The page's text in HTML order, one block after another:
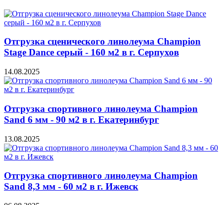
Отгрузка сценического линолеума Champion
Stage Dance серый - 160 м2 в г. Серпухов
14.08.2025
Отгрузка спортивного линолеума Champion
Sand 6 мм - 90 м2 в г. Екатеринбург
13.08.2025
Отгрузка спортивного линолеума Champion
Sand 8,3 мм - 60 м2 в г. Ижевск